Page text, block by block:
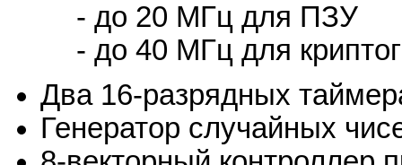
- до 20 МГц для ПЗУ
- до 40 МГц для
Два 16-разрядных
Генератор случайных